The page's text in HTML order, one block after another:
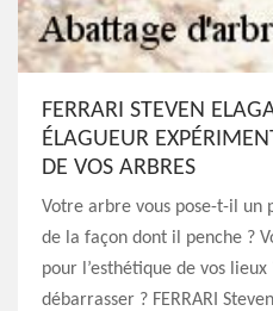
FERRARI STEVEN
ÉLAGUEUR
DE VOS ARBRES
Votre arbre vous pose-t-il un
de la façon dont il penche ?
pour l’esthétique de vos
débarrasser ? FERRARI